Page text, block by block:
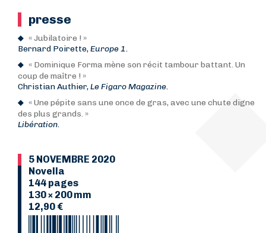
presse
« Jubilatoire ! »
Bernard Poirette,Europe 1.
« Dominique Forma mène son récit tambour battant. Un
coup de maître ! »
Christian Authier,Le Figaro Magazine.
« Une pépite sans une once de gras, avec une chute digne
des plus grands. »
Libération.
5 NOVEMBRE 2020
Novella
144 pages
130 × 200 mm
12,90 €